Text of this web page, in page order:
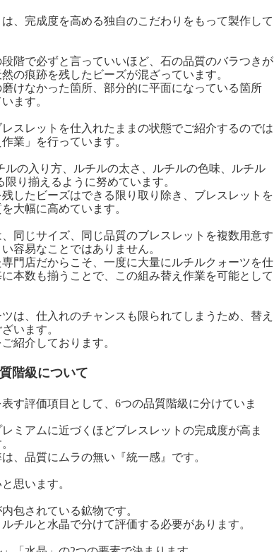
、完成度を高める独自のこだわりをもって製作して
階で必ずと言っていいほど、石の品質のバラつきが
の痕跡を残したビーズが混ざっています。
けなかった箇所、部分的に平面になっている箇所
ます。
スレットを仕入れたままの状態でご紹介するのでは
業」を行っています。
ルの入り方、ルチルの太さ、ルチルの色味、ルチル
り揃えるように努めています。
したビーズはできる限り取り除き、ブレスレットを
大幅に高めています。
同じサイズ、同じ品質のブレスレットを複数用意す
容易なことではありません。
門店だからこそ、一度に大量にルチルクォーツを仕
本数も揃うことで、この組み替え作業を可能として
は、仕入れのチャンスも限られてしまうため、替え
います。
紹介しております。
階級について
す評価項目として、6つの品質階級に分けていま
ミアムに近づくほどブレスレットの完成度が高ま
、品質にムラの無い『統一感』です。
思います。
包されている鉱物です。
チルと水晶で分けて評価する必要があります。